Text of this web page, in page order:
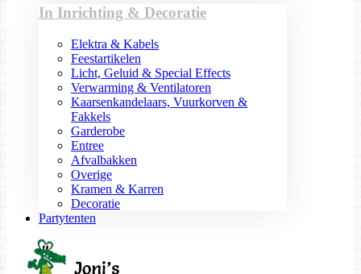
In Inrichting & Decoratie
Elektra & Kabels
Feestartikelen
Licht, Geluid & Special Effects
Verwarming & Ventilatoren
Kaarsenkandelaars, Vuurkorven &
Fakkels
Garderobe
Entree
Afvalbakken
Overige
Kramen & Karren
Decoratie
Partytenten